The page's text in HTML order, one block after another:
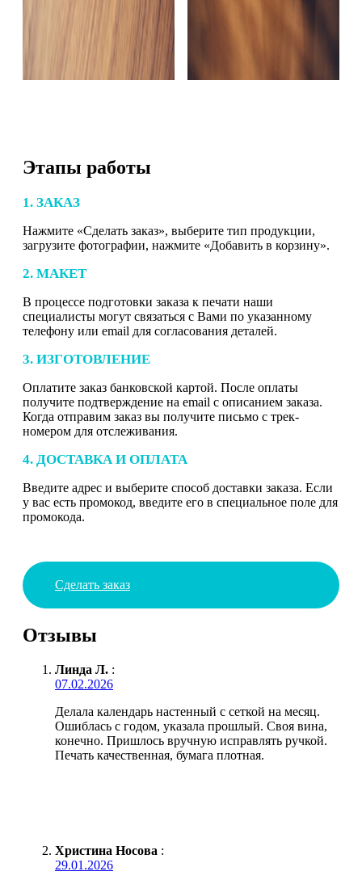
Этапы работы
1. ЗАКАЗ
Нажмите «Сделать заказ», выберите тип продукции,
загрузите фотографии, нажмите «Добавить в корзину».
2. МАКЕТ
В процессе подготовки заказа к печати наши
специалисты могут связаться с Вами по указанному
телефону или email для согласования деталей.
3. ИЗГОТОВЛЕНИЕ
Оплатите заказ банковской картой. После оплаты
получите подтверждение на email с описанием заказа.
Когда отправим заказ вы получите письмо с трек-
номером для отслеживания.
4. ДОСТАВКА И ОПЛАТА
Введите адрес и выберите способ доставки заказа. Если
у вас есть промокод, введите его в специальное поле для
промокода.
Сделать заказ
Отзывы
Линда Л. :
07.02.2026
Делала календарь настенный с сеткой на месяц.
Ошиблась с годом, указала прошлый. Своя вина,
конечно. Пришлось вручную исправлять ручкой.
Печать качественная, бумага плотная.
Христина Носова :
29.01.2026